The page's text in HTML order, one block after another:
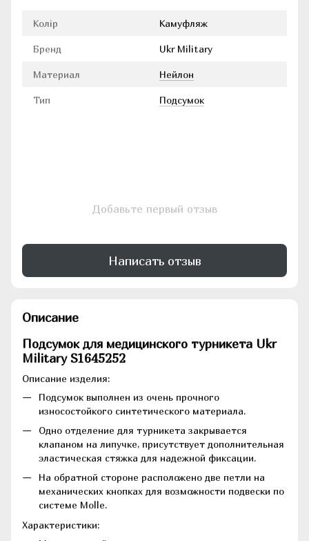
Колір Камуфляж
Бренд Ukr Military
Материал Нейлон
Тип Подсумок
Добавьте первый отзыв
Написать отзыв
Описание
Подсумок для медицинского турникета Ukr
Military S1645252
Описание изделия:
Подсумок выполнен из очень прочного
износостойкого синтетического материала.
Одно отделение для турникета закрывается
клапаном на липучке, присутствует дополнительная
эластическая стяжка для надежной фиксации.
На обратной стороне расположено две петли на
механических кнопках для возможности подвески по
системе Molle.
Характеристики: